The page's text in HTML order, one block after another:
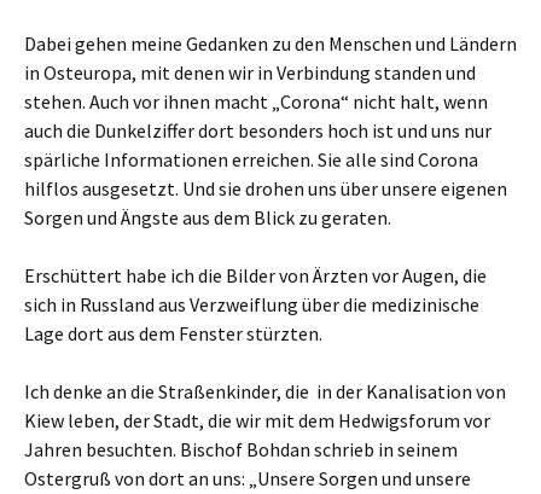
Dabei gehen meine Gedanken zu den Menschen und Ländern
in Osteuropa, mit denen wir in Verbindung standen und
stehen. Auch vor ihnen macht „Corona“ nicht halt, wenn
auch die Dunkelziffer dort besonders hoch ist und uns nur
spärliche Informationen erreichen. Sie alle sind Corona
hilflos ausgesetzt. Und sie drohen uns über unsere eigenen
Sorgen und Ängste aus dem Blick zu geraten.
Erschüttert habe ich die Bilder von Ärzten vor Augen, die
sich in Russland aus Verzweiflung über die medizinische
Lage dort aus dem Fenster stürzten.
Ich denke an die Straßenkinder, die in der Kanalisation von
Kiew leben, der Stadt, die wir mit dem Hedwigsforum vor
Jahren besuchten. Bischof Bohdan schrieb in seinem
Ostergruß von dort an uns: „Unsere Sorgen und unsere